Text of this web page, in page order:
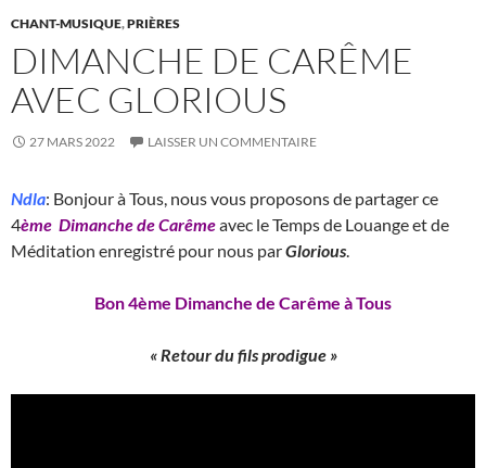
CHANT-MUSIQUE,PRIÈRES
DIMANCHE DE CARÊME
AVEC GLORIOUS
27 MARS 2022 LAISSER UN COMMENTAIRE
Ndla: Bonjour à Tous, nous vous proposons de partager ce
4ème Dimanche de Carêmeavec le Temps de Louange et de
Méditation enregistré pour nous parGlorious.
Bon 4ème Dimanche de Carême à Tous
« Retour du fils prodigue »